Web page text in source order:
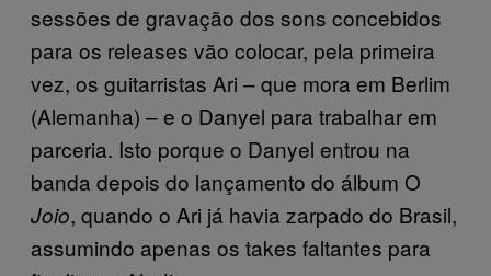
sessões de gravação dos sons concebidos
para os releases vão colocar, pela primeira
vez, os guitarristas Ari – que mora em Berlim
(Alemanha) – e o Danyel para trabalhar em
parceria. Isto porque o Danyel entrou na
banda depois do lançamento do álbum O
Joio, quando o Ari já havia zarpado do Brasil,
assumindo apenas os takes faltantes para